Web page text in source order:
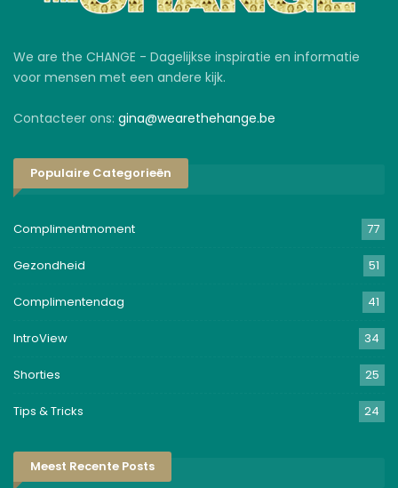
We are the CHANGE - Dagelijkse inspiratie en informatie
voor mensen met een andere kijk.
Contacteer ons: gina@wearethehange.be
Populaire Categorieën
Complimentmoment 77
Gezondheid 51
Complimentendag 41
IntroView 34
Shorties 25
Tips & Tricks 24
Meest Recente Posts